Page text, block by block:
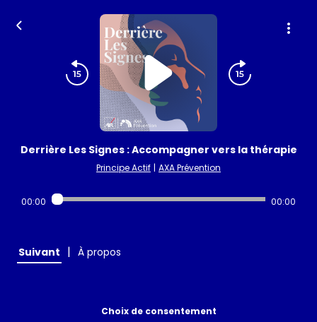
Derrière Les Signes : Accompagner vers la thérapie
Principe Actif | AXA Prévention
00:00 00:00
Suivant | À propos
Choix de consentement